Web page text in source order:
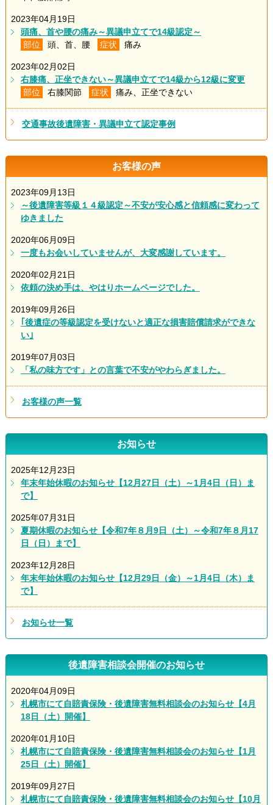
2023年04月19日
頭痛、首や腰の痛み～異議申立てで14級認定～
部位
頭、首、腰 症状 痛み
2023年02月02日
右膝痛、正坐できない～異議申立てで14級から12級に変更
部位
右膝関節 症状 痛み、正坐できない
交通事故後遺障害・異議申立て認定事例
お客様の声
2023年09月13日
～後遺障害等級１４級認定～不安が安心感と信頼感に変わって
ゆきました
2020年06月09日
一度もお会いしていませんが、大変感謝しています。
2020年02月21日
依頼の決め手は、やはりホームページでした。
2019年09月26日
｢後遺症の等級認定を受けないと適正な損害賠償請求ができな
い｣
2019年07月03日
「私の味方です」との言葉で不安がやわらぎました。
お客様の声一覧
お知らせ
2025年12月23日
年末年始休暇のお知らせ【12月27日（土）～1月4日（日）ま
で】
2025年07月31日
夏期休暇のお知らせ【令和7年８月9日（土）～令和7年８月17
日（日）まで】
2023年12月28日
年末年始休暇のお知らせ【12月29日（金）～1月4日（木）ま
で】
お知らせ一覧
後遺障害相談会開催のお知らせ
2020年04月09日
札幌市にて自賠責保険・後遺障害無料相談会のお知らせ【4月
18日（土）開催】
2020年01月10日
札幌市にて自賠責保険・後遺障害無料相談会のお知らせ【1月
25日（土）開催】
2019年09月27日
札幌市にて自賠責保険・後遺障害無料相談会のお知らせ【10月